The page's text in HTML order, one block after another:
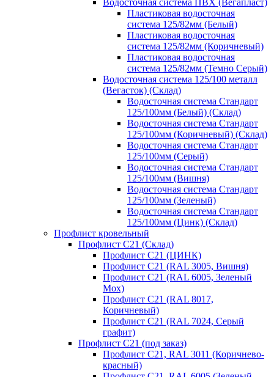
Пластиковая водосточная
система 125/82мм (Белый)
Пластиковая водосточная
система 125/82мм (Коричневый)
Пластиковая водосточная
система 125/82мм (Темно Серый)
Водосточная система 125/100 металл
(Вегасток) (Склад)
Водосточная система Стандарт
125/100мм (Белый) (Склад)
Водосточная система Стандарт
125/100мм (Коричневый) (Склад)
Водосточная система Стандарт
125/100мм (Серый)
Водосточная система Стандарт
125/100мм (Вишня)
Водосточная система Стандарт
125/100мм (Зеленый)
Водосточная система Стандарт
125/100мм (Цинк) (Склад)
Профлист кровельный
Профлист С21 (Склад)
Профлист С21 (ЦИНК)
Профлист С21 (RAL 3005, Вишня)
Профлист С21 (RAL 6005, Зеленый
Мох)
Профлист С21 (RAL 8017,
Коричневый)
Профлист С21 (RAL 7024, Серый
графит)
Профлист С21 (под заказ)
Профлист С21, RAL 3011 (Коричнево-
красный)